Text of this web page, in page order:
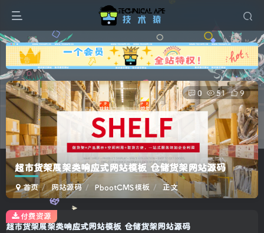
广告
超市货架展架类响应式网站模板 仓储货架网站源码
首页 网站源码 PbootCMS模板 正文
0 51 9
超市货架展架类响应式网站模板 仓储货架网站源码
付费资源